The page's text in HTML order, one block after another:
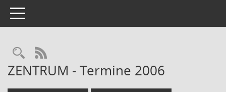
Toggle navigation
Rechercheauswahl
RSS-Feed
ZENTRUM - Termine 2006